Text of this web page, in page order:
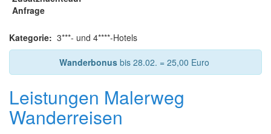
Anfrage
Kategorie: 3***- und 4****-Hotels
Wanderbonus bis 28.02. = 25,00 Euro
Leistungen Malerweg
Wanderreisen